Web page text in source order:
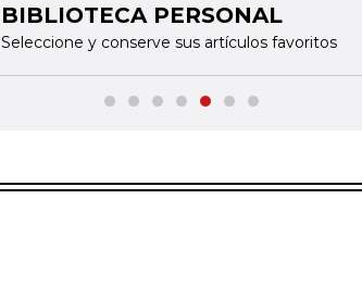
BIBLIOTECA PERSONAL
Seleccione y conserve sus artículos favoritos